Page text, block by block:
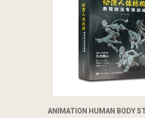
ANIMATION HUMAN BODY